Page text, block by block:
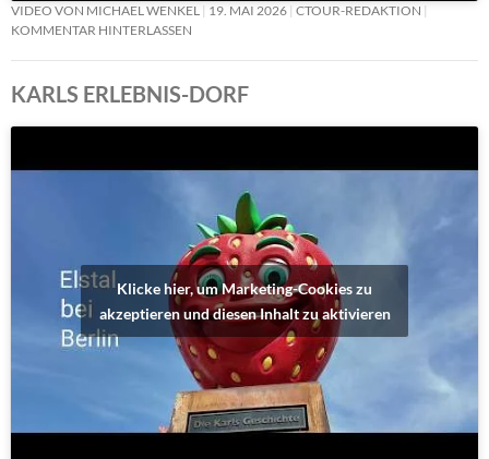
VIDEO VON MICHAEL WENKEL 19. MAI 2026 CTOUR-REDAKTION
KOMMENTAR HINTERLASSEN
KARLS ERLEBNIS-DORF
Klicke hier, um Marketing-Cookies zu
akzeptieren und diesen Inhalt zu aktivieren